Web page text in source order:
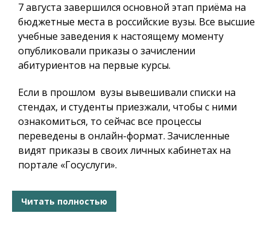
7 августа завершился основной этап приёма на
бюджетные места в российские вузы. Все высшие
учебные заведения к настоящему моменту
опубликовали приказы о зачислении
абитуриентов на первые курсы.
Если в прошлом вузы вывешивали списки на
стендах, и студенты приезжали, чтобы с ними
ознакомиться, то сейчас все процессы
переведены в онлайн-формат. Зачисленные
видят приказы в своих личных кабинетах на
портале «Госуслуги».
Читать полностью